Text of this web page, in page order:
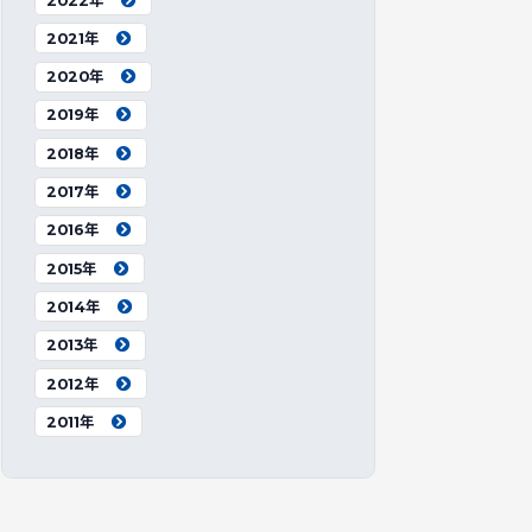
2021年
2020年
2019年
2018年
2017年
2016年
2015年
2014年
2013年
2012年
2011年